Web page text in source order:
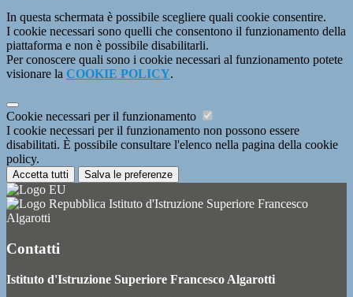
In questa schermata è possibile scegliere quali cookie consentire.
I cookie necessari sono quelli che consentono il funzionamento della
piattaforma e non è possibile disabilitarli.
Per conoscere quali sono i cookie necessari al funzionamento potete
visionare la COOKIE POLICY.
Cookie necessari per il funzionamento
I cookie necessari per il funzionamento non possono essere
disabilitati. È possibile consultare l'elenco nella pagina della cookie
policy.
Accetta tutti Salva le preferenze
Istituto d'Istruzione Superiore Francesco
Algarotti
Contatti
Istituto d'Istruzione Superiore Francesco Algarotti